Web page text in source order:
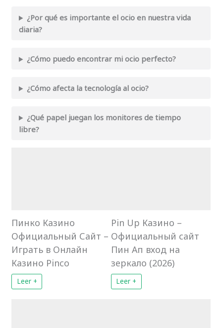
¿Por qué es importante el ocio en nuestra vida
diaria?
¿Cómo puedo encontrar mi ocio perfecto?
¿Cómo afecta la tecnología al ocio?
¿Qué papel juegan los monitores de tiempo
libre?
Пинко Казино
Официальный Сайт –
Играть в Онлайн
Казино Pinco
Leer +
Pin Up Казино –
Официальный сайт
Пин Ап вход на
зеркало (2026)
Leer +